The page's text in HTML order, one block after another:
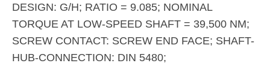
DESIGN: G/H; RATIO = 9.085; NOMINAL
TORQUE AT LOW-SPEED SHAFT = 39,500 NM;
SCREW CONTACT: SCREW END FACE; SHAFT-
HUB-CONNECTION: DIN 5480;